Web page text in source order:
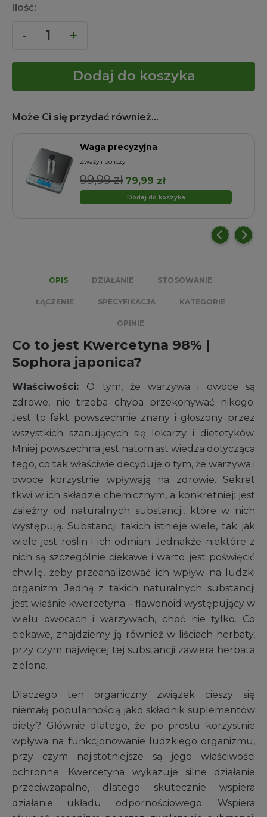
Ilość:
Dodaj do koszyka
Może Ci się przydać również...
Waga precyzyjna
Zważy i policzy
99,99zł Pierwotna
cena
79,99 złAktualna
cena
Dodaj do koszyka
OPIS DZIAŁANIE STOSOWANIE
ŁĄCZENIE SPECYFIKACJA KATEGORIE
OPINIE
Co to jest Kwercetyna 98% |
Sophora japonica?
Właściwości: O tym, że warzywa i owoce są
zdrowe, nie trzeba chyba przekonywać nikogo.
Jest to fakt powszechnie znany i głoszony przez
wszystkich szanujących się lekarzy i dietetyków.
Mniej powszechna jest natomiast wiedza dotycząca
tego, co tak właściwie decyduje o tym, że warzywa i
owoce korzystnie wpływają na zdrowie. Sekret
tkwi w ich składzie chemicznym, a konkretniej: jest
zależny od naturalnych substancji, które w nich
występują. Substancji takich istnieje wiele, tak jak
wiele jest roślin i ich odmian. Jednakże niektóre z
nich są szczególnie ciekawe i warto jest poświęcić
chwilę, żeby przeanalizować ich wpływ na ludzki
organizm. Jedną z takich naturalnych substancji
jest właśnie kwercetyna – flawonoid występujący w
wielu owocach i warzywach, choć nie tylko. Co
ciekawe, znajdziemy ją również w liściach herbaty,
przy czym najwięcej tej substancji zawiera herbata
zielona.
Dlaczego ten organiczny związek cieszy się
niemałą popularnością jako składnik suplementów
diety? Głównie dlatego, że po prostu korzystnie
wpływa na funkcjonowanie ludzkiego organizmu,
przy czym najistotniejsze są jego właściwości
ochronne. Kwercetyna wykazuje silne działanie
przeciwzapalne, dlatego skutecznie wspiera
działanie układu odpornościowego. Wspiera